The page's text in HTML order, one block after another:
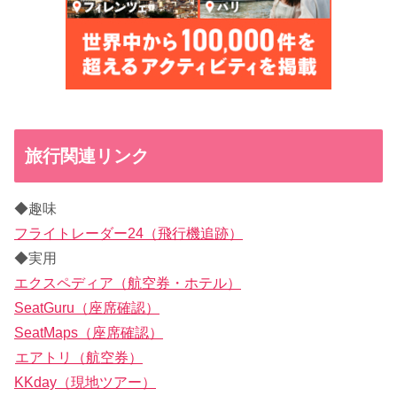
旅行関連リンク
◆趣味
フライトレーダー24（飛行機追跡）
◆実用
エクスペディア（航空券・ホテル）
SeatGuru（座席確認）
SeatMaps（座席確認）
エアトリ（航空券）
KKday（現地ツアー）